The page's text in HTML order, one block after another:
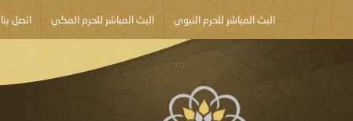
البث المباشر للحرم النبوي البث المباشر للحرم المكي اتصل بنا